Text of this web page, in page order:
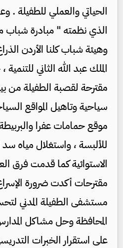
الحياتي والعملي للطفيلة .
الذي نظمته " مبادرة شباب
وهيئة شباب كلنا الأردن
الملك عبد الله الثاني
مقترحة لقصبة الطفيلة من
سياحية وتاهيل المواقع
موقع حمامات عفرا
للألبسة ، واستغلال مياه سد
الاستوائية كما قدمت فرق
مقترحات أكدت ضرورة
مستشفى الطفيلة المدني
المحافظة وحل مشاكل
على استقرار الخبرات